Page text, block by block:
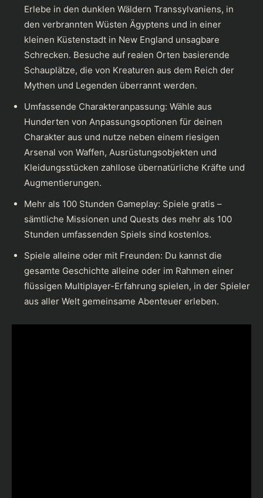
Erlebe in den dunklen Wäldern Transsylvaniens, in
den verbrannten Wüsten Ägyptens und in einer
kleinen Küstenstadt in New England unsagbare
Schrecken. Besuche auf realen Orten basierende
Schauplätze, die von Kreaturen aus dem Reich der
Mythen und Legenden überrannt werden.
Umfassende Charakteranpassung: Wähle aus
Hunderten von Anpassungsoptionen für deinen
Charakter aus und nutze neben einem riesigen
Arsenal von Waffen, Ausrüstungsobjekten und
Kleidungsstücken zahllose übernatürliche Kräfte und
Augmentierungen.
Mehr als 100 Stunden Gameplay: Spiele gratis –
sämtliche Missionen und Quests des mehr als 100
Stunden umfassenden Spiels sind kostenlos.
Spiele alleine oder mit Freunden: Du kannst die
gesamte Geschichte alleine oder im Rahmen einer
flüssigen Multiplayer-Erfahrung spielen, in der Spieler
aus aller Welt gemeinsame Abenteuer erleben.